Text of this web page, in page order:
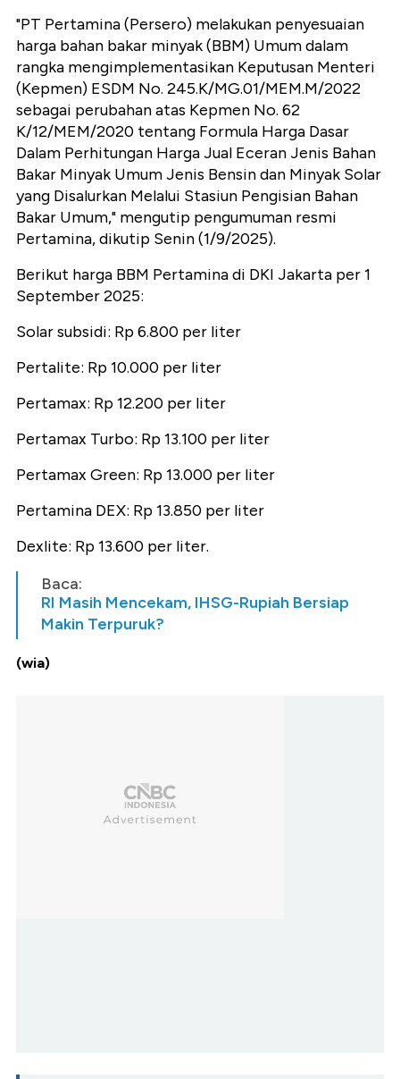
"PT Pertamina (Persero) melakukan penyesuaian
harga bahan bakar minyak (BBM) Umum dalam
rangka mengimplementasikan Keputusan Menteri
(Kepmen) ESDM No. 245.K/MG.01/MEM.M/2022
sebagai perubahan atas Kepmen No. 62
K/12/MEM/2020 tentang Formula Harga Dasar
Dalam Perhitungan Harga Jual Eceran Jenis Bahan
Bakar Minyak Umum Jenis Bensin dan Minyak Solar
yang Disalurkan Melalui Stasiun Pengisian Bahan
Bakar Umum," mengutip pengumuman resmi
Pertamina, dikutip Senin (1/9/2025).
Berikut harga BBM Pertamina di DKI Jakarta per 1
September 2025:
Solar subsidi: Rp 6.800 per liter
Pertalite: Rp 10.000 per liter
Pertamax: Rp 12.200 per liter
Pertamax Turbo: Rp 13.100 per liter
Pertamax Green: Rp 13.000 per liter
Pertamina DEX: Rp 13.850 per liter
Dexlite: Rp 13.600 per liter.
Baca:
RI Masih Mencekam, IHSG-Rupiah Bersiap
Makin Terpuruk?
(wia)